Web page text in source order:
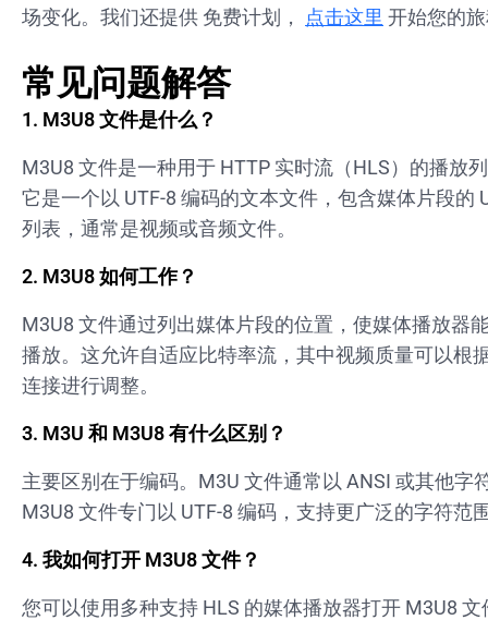
场变化。我们还提供 免费计划， 点击这里 开始您的
常见问题解答
1. M3U8 文件是什么？
M3U8 文件是一种用于 HTTP 实时流（HLS）的播放
它是一个以 UTF-8 编码的文本文件，包含媒体片段的
列表，通常是视频或音频文件。
2. M3U8 如何工作？
M3U8 文件通过列出媒体片段的位置，使媒体播放器
播放。这允许自适应比特率流，其中视频质量可以根
连接进行调整。
3. M3U 和 M3U8 有什么区别？
主要区别在于编码。M3U 文件通常以 ANSI 或其他字
M3U8 文件专门以 UTF-8 编码，支持更广泛的字符范
4. 我如何打开 M3U8 文件？
您可以使用多种支持 HLS 的媒体播放器打开 M3U8